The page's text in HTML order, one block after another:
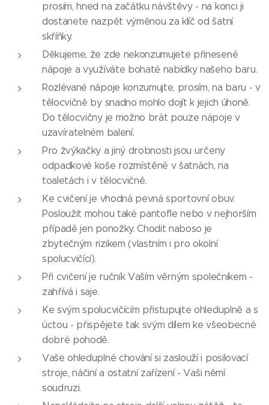
prosím, hned na začátku návštěvy - na konci ji
dostanete nazpět výměnou za klíč od šatní
skříňky.
Děkujeme, že zde nekonzumujete přinesené
nápoje a využíváte bohaté nabídky našeho baru.
Rozlévané nápoje konzumujte, prosím, na baru - v
tělocvičně by snadno mohlo dojít k jejich úhoně.
Do tělocvičny je možno brát pouze nápoje v
uzavíratelném balení.
Pro žvýkačky a jiný drobnosti jsou určeny
odpadkové koše rozmístěné v šatnách, na
toaletách i v tělocvičně.
Ke cvičení je vhodná pevná sportovní obuv.
Posloužit mohou také pantofle nebo v nejhorším
případě jen ponožky. Chodit naboso je
zbytečným rizikem (vlastním i pro okolní
spolucvičící).
Při cvičení je ručník Vaším věrným společníkem -
zahřívá i saje.
Ke svým spolucvičícím přistupujte ohleduplně a s
úctou - přispějete tak svým dílem ke všeobecné
dobré pohodě.
Vaše ohleduplné chování si zaslouží i posilovací
stroje, náčiní a ostatní zařízení - Vaši němí
soudruzi.